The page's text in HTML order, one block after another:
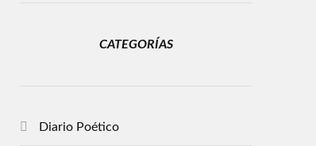
CATEGORÍAS
Diario Poético